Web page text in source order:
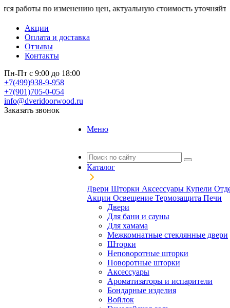
цен, актуальную стоимость уточняйте у
Акции
Оплата и доставка
Отзывы
Контакты
Пн-Пт с 9:00 до 18:00
+7(499)938-9-958
+7(901)705-0-054
info@dveridoorwood.ru
Заказать звонок
Меню
Каталог
Двери Шторки Аксессуары Купели
Акции Освещение Термозащита Печи
Двери
Для бани и сауны
Для хамама
Межкомнатные стеклянные двери
Шторки
Неповоротные шторки
Поворотные шторки
Аксессуары
Ароматизаторы и испарители
Бондарные изделия
Войлок